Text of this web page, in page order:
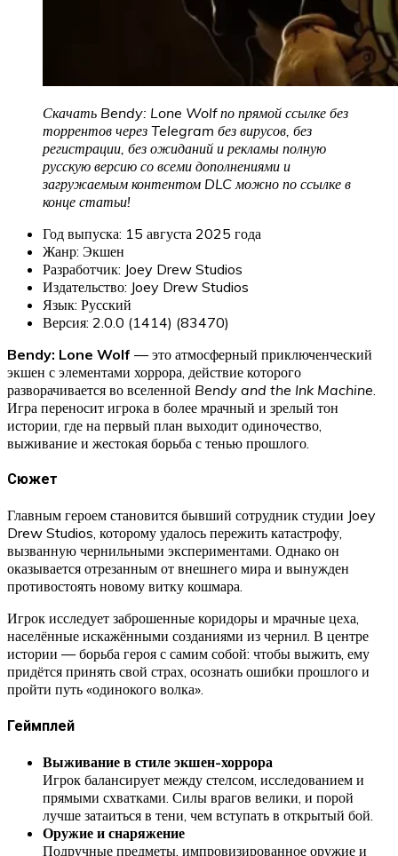
Скачать Bendy: Lone Wolf по прямой ссылке без
торрентов через Telegram без вирусов, без
регистрации, без ожиданий и рекламы полную
русскую версию со всеми дополнениями и
загружаемым контентом DLC можно по ссылке в
конце статьи!
Год выпуска: 15 августа 2025 года
Жанр: Экшен
Разработчик: Joey Drew Studios
Издательство: Joey Drew Studios
Язык: Русский
Версия: 2.0.0 (1414) (83470)
Bendy: Lone Wolf — это атмосферный приключенческий
экшен с элементами хоррора, действие которого
разворачивается во вселенной Bendy and the Ink Machine
Игра переносит игрока в более мрачный и зрелый тон
истории, где на первый план выходит одиночество,
выживание и жестокая борьба с тенью прошлого.
Сюжет
Главным героем становится бывший сотрудник студии Joey
Drew Studios, которому удалось пережить катастрофу,
вызванную чернильными экспериментами. Однако он
оказывается отрезанным от внешнего мира и вынужден
противостоять новому витку кошмара.
Игрок исследует заброшенные коридоры и мрачные цеха,
населённые искажёнными созданиями из чернил. В центре
истории — борьба героя с самим собой: чтобы выжить, ему
придётся принять свой страх, осознать ошибки прошлого и
пройти путь «одинокого волка».
Геймплей
Выживание в стиле экшен-хоррора
Игрок балансирует между стелсом, исследованием и
прямыми схватками. Силы врагов велики, и порой
лучше затаиться в тени, чем вступать в открытый бой.
Оружие и снаряжение
Подручные предметы, импровизированное оружие и